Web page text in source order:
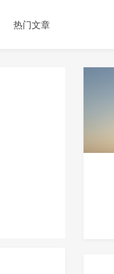
热门文章